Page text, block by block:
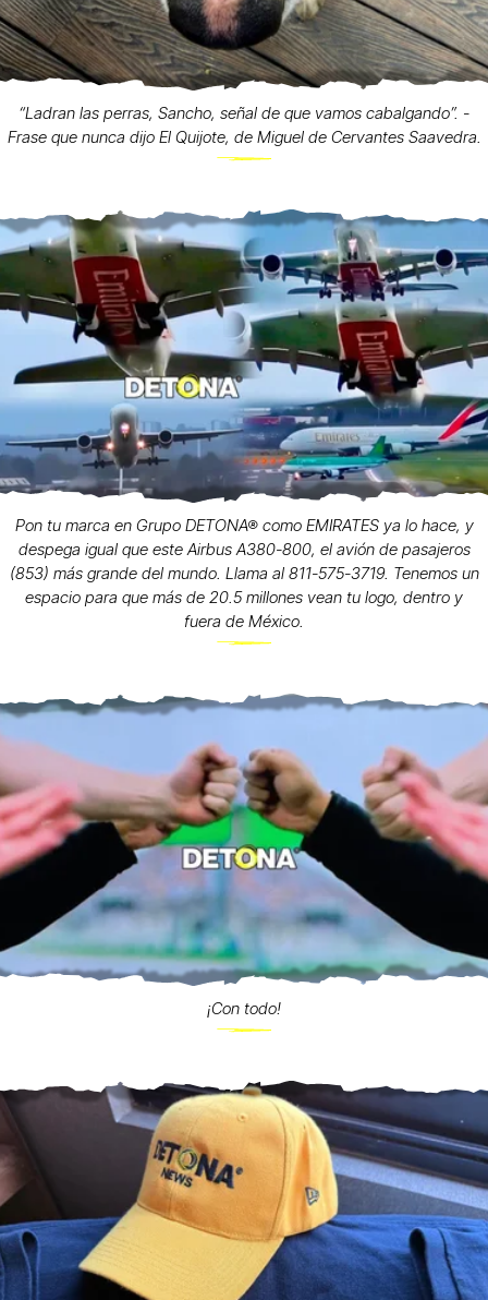
“Ladran las perras, Sancho, señal de que vamos cabalgando”. -
Frase que nunca dijo El Quijote, de Miguel de Cervantes Saavedra.
Pon tu marca en Grupo DETONA® como EMIRATES ya lo hace, y
despega igual que este Airbus A380-800, el avión de pasajeros
(853) más grande del mundo. Llama al 811-575-3719. Tenemos un
espacio para que más de 20.5 millones vean tu logo, dentro y
fuera de México.
¡Con todo!